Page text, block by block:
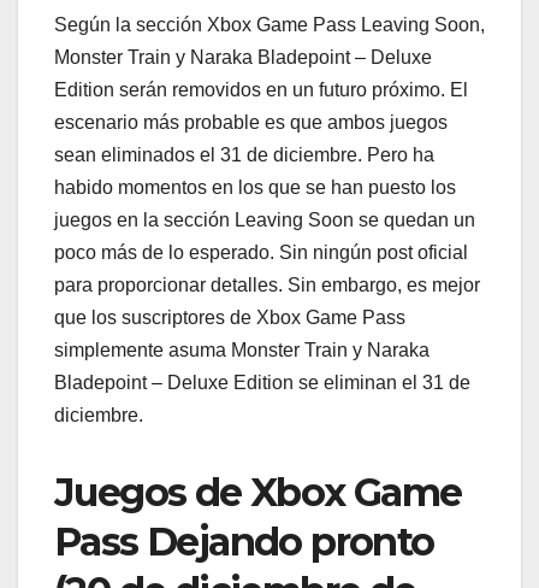
Según la sección Xbox Game Pass Leaving Soon,
Monster Train y Naraka Bladepoint – Deluxe
Edition serán removidos en un futuro próximo. El
escenario más probable es que ambos juegos
sean eliminados el 31 de diciembre. Pero ha
habido momentos en los que se han puesto los
juegos en la sección Leaving Soon se quedan un
poco más de lo esperado. Sin ningún post oficial
para proporcionar detalles. Sin embargo, es mejor
que los suscriptores de Xbox Game Pass
simplemente asuma Monster Train y Naraka
Bladepoint – Deluxe Edition se eliminan el 31 de
diciembre.
Juegos de Xbox Game
Pass Dejando pronto